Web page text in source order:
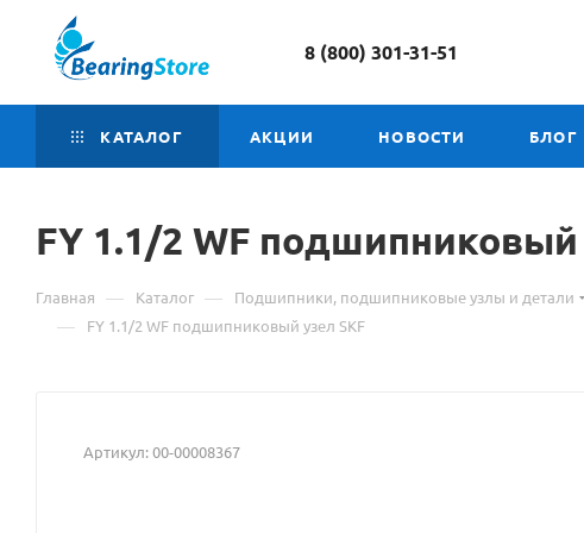
8 (800) 301-31-51
КАТАЛОГ АКЦИИ НОВОСТИ БЛОГ
FY 1.1/2 WF подшипниковый
Главная — Каталог — Подшипники, подшипниковые узлы и детали
— FY 1.1/2 WF подшипниковый узел SKF
Артикул:00-00008367